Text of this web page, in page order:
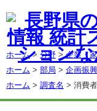
ホーム> 分野 >企業・
ホーム > 部局 > 企画振
ホーム > 調査名 > 消費